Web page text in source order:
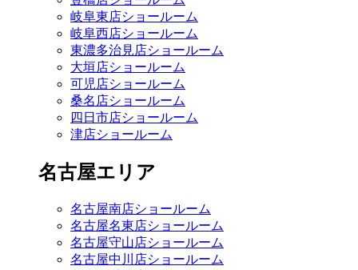
岐阜東店ショールーム
岐阜西店ショールーム
東濃多治見店ショールーム
大垣店ショールーム
可児店ショールーム
桑名店ショールーム
四日市店ショールーム
津店ショールーム
名古屋エリア
名古屋南店ショールーム
名古屋名東店ショールーム
名古屋守山店ショールーム
名古屋中川店ショールーム